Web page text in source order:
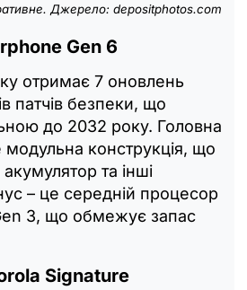
Джерело: depositphotos.com
Gen 6
отримає 7 оновлень
патчів безпеки, що
до 2032 року. Головна
модульна конструкція, що
та інші
– це середній процесор
3, що обмежує запас
Signature